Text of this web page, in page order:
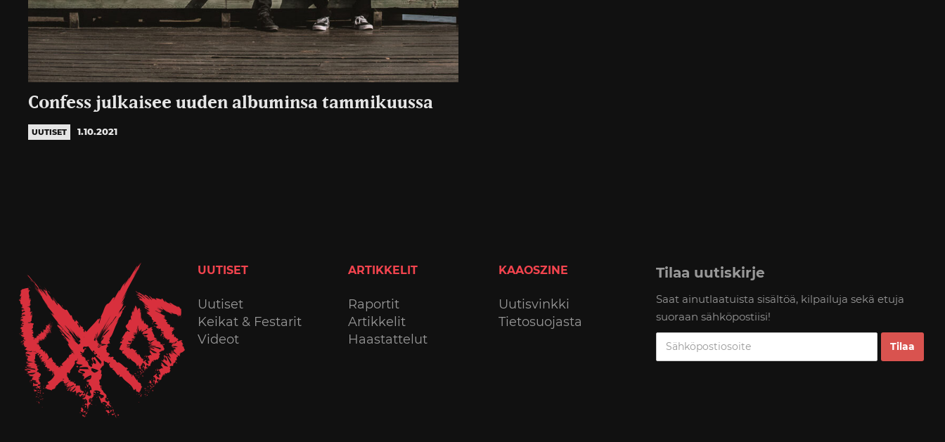
Confess julkaisee uuden albuminsa tammikuussa
UUTISET 1.10.2021
UUTISET
Uutiset
Keikat & Festarit
Videot
ARTIKKELIT
Raportit
Artikkelit
Haastattelut
KAAOSZINE
Uutisvinkki
Tietosuojasta
Tilaa uutiskirje
Saat ainutlaatuista sisältöä, kilpailuja sekä etuja
suoraan sähköpostiisi!